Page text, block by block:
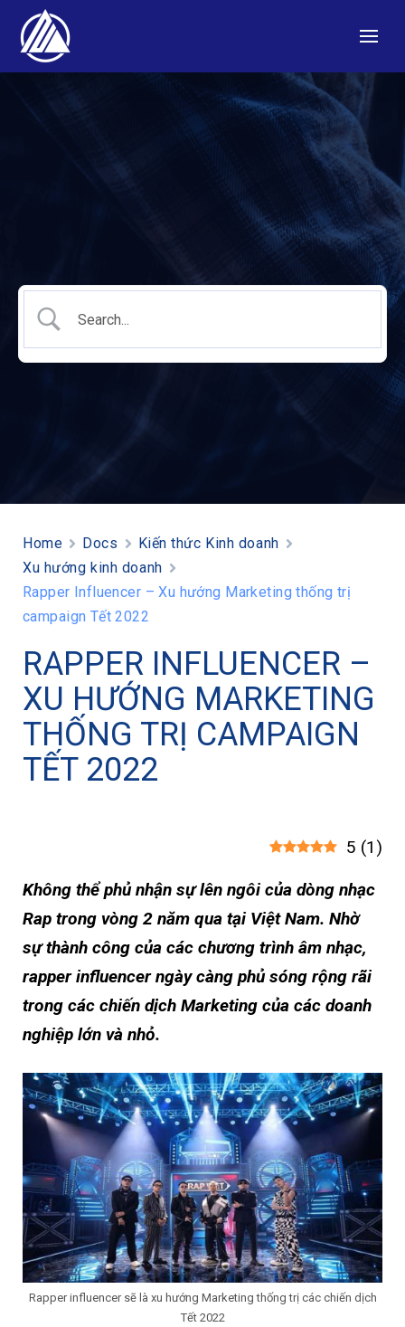
Home Docs
Kiến thức Kinh doanh
Xu hướng kinh doanh
Rapper Influencer – Xu hướng Marketing thống trị
campaign Tết 2022
RAPPER INFLUENCER –
XU HƯỚNG MARKETING
THỐNG TRỊ CAMPAIGN
TẾT 2022
5 (1 )
Không thể phủ nhận sự lên ngôi của dòng nhạc
Rap trong vòng 2 năm qua tại Việt Nam. Nhờ
sự thành công của các chương trình âm nhạc,
rapper influencer ngày càng phủ sóng rộng rãi
trong các chiến dịch Marketing của các doanh
nghiệp lớn và nhỏ.
Rapper influencer sẽ là xu hướng Marketing thống trị các chiến dịch
Tết 2022